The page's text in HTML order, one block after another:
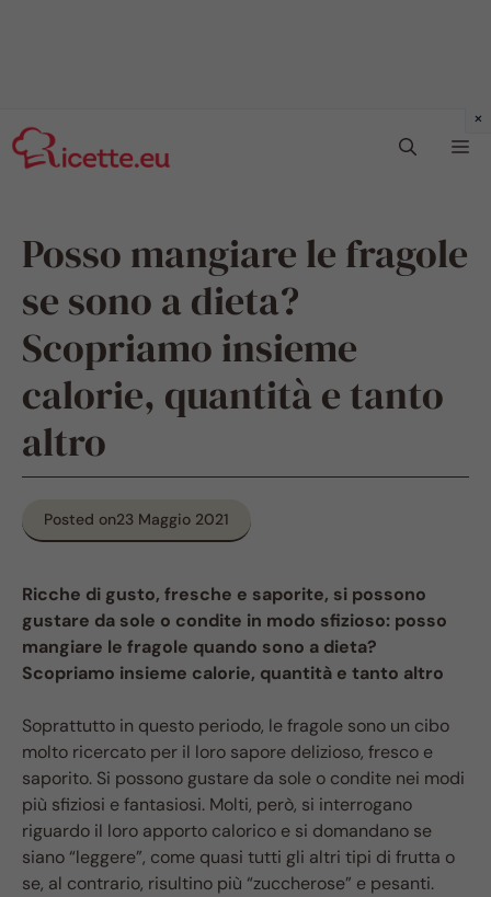
al
contenuto
Posso mangiare le fragole
se sono a dieta?
Scopriamo insieme
calorie, quantità e tanto
altro
Posted on23 Maggio 2021
Ricche di gusto, fresche e saporite, si possono
gustare da sole o condite in modo sfizioso: posso
mangiare le fragole quando sono a dieta?
Scopriamo insieme calorie, quantità e tanto altro
Soprattutto in questo periodo, le fragole sono un cibo
molto ricercato per il loro sapore delizioso, fresco e
saporito. Si possono gustare da sole o condite nei modi
più sfiziosi e fantasiosi. Molti, però, si interrogano
riguardo il loro apporto calorico e si domandano se
siano “leggere”, come quasi tutti gli altri tipi di frutta o
se, al contrario, risultino più “zuccherose” e pesanti.